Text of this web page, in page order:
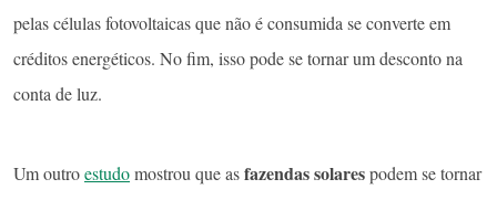
pelas células fotovoltaicas que não é consumida se converte em
créditos energéticos. No fim, isso pode se tornar um desconto na
conta de luz.
Um outroestudomostrou que asfazendas solarespodem se tornar